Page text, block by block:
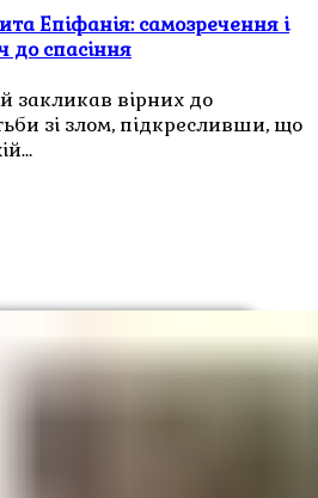
Епіфанія: самозречення і
спасіння
закликав вірних до
зі злом, підкресливши, що